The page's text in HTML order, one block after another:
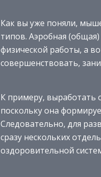
Как вы уже поняли,
типов. Аэробная
физической работы, а
совершенствовать,
К примеру, выработать
поскольку она
Следовательно, для
сразу нескольких
оздоровительной